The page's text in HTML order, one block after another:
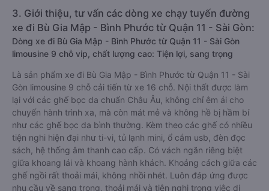
3. Giới thiệu, tư vấn các dòng xe chạy tuyến đường
xe đi Bù Gia Mập - Bình Phước từ Quận 11 - Sài Gòn:
Dòng xe đi Bù Gia Mập - Bình Phước từ Quận 11 - Sài Gòn
limousine 9 chỗ vip, chất lượng cao: Tiện lợi, sang trọng
Là sản phẩm xe đi Bù Gia Mập - Bình Phước từ Quận 11 - Sài
Gòn limousine 9 chỗ cải tiến từ xe 16 chỗ. Nội thất được làm
lại với các ghế bọc da chuẩn Châu Âu, không chỉ êm ái cho
chuyến hành trình xa, mà còn mát mẻ và không hề bị hầm bí
như các ghế bọc da bình thường. Kèm theo các ghế có nhiều
tiện nghi hiện đại như ti-vi, tủ lạnh mini, ổ cắm usb, đèn đọc
sách, hệ thống âm thanh cao cấp. Có vách ngăn riêng biệt
giữa khoang lái và khoang hành khách. Khoảng cách giữa các
ghế ngồi rất thoải mái, không nhồi nhét. Luôn đáp ứng được
nhu cầu về sang trọng, thoải mái và tiện nghi trong việc di